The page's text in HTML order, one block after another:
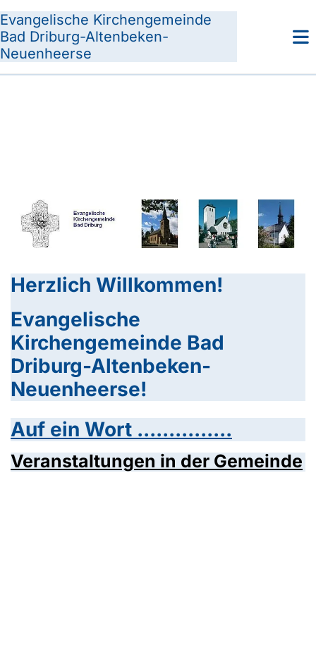
Evangelische Kirchengemeinde
Bad Driburg-Altenbeken-
Neuenheerse
Herzlich Willkommen!
Evangelische
Kirchengemeinde Bad
Driburg-Altenbeken-
Neuenheerse!
Auf ein Wort ...............
Veranstaltungen in der Gemeinde